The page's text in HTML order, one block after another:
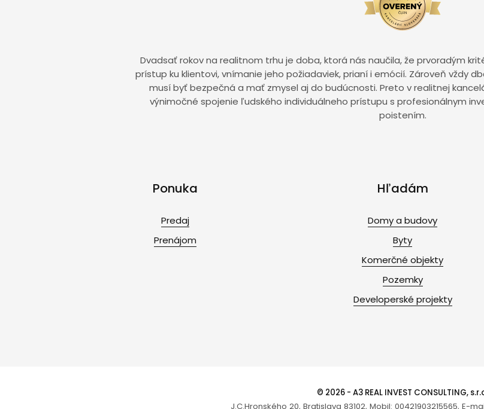
Dvadsať rokov na realitnom trhu je doba, ktorá nás naučila, že prvoradým
prístup ku klientovi, vnímanie jeho požiadaviek, prianí i emócií. Zároveň vždy
musí byť bezpečná a mať zmysel aj do budúcnosti. Preto v realitnej kancelárii
výnimočné spojenie ľudského individuálneho prístupu s profesionálnym
poistením.
Ponuka
Predaj
Prenájom
Hľadám
Domy a budovy
Byty
Komerčné objekty
Pozemky
Developerské projekty
© 2026 - A3 REAL INVEST CONSULTING,
J.C.Hronského 20, Bratislava 83102, Mobil: 00421903215565, E-